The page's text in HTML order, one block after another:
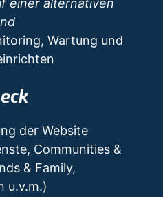
einer alternativen
Wartung und
der Website
Communities &
& Family,
u.v.m.)